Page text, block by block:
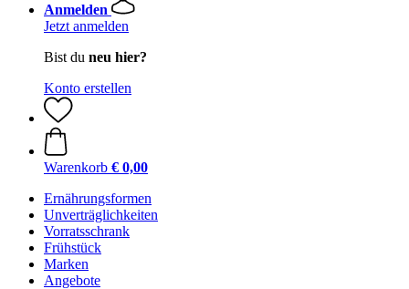
Anmelden
Jetzt anmelden
Bist du neu hier?
Konto erstellen
Warenkorb € 0,00
Ernährungsformen
Unverträglichkeiten
Vorratsschrank
Frühstück
Marken
Angebote